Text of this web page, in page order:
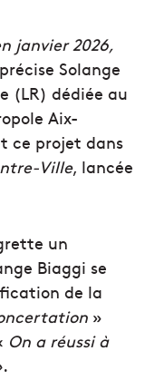
janvier 2026,
Solange
(LR) dédiée au
Aix-
ce projet dans
Ville, lancée
un
Biaggi se
de la
»
On a réussi à
.